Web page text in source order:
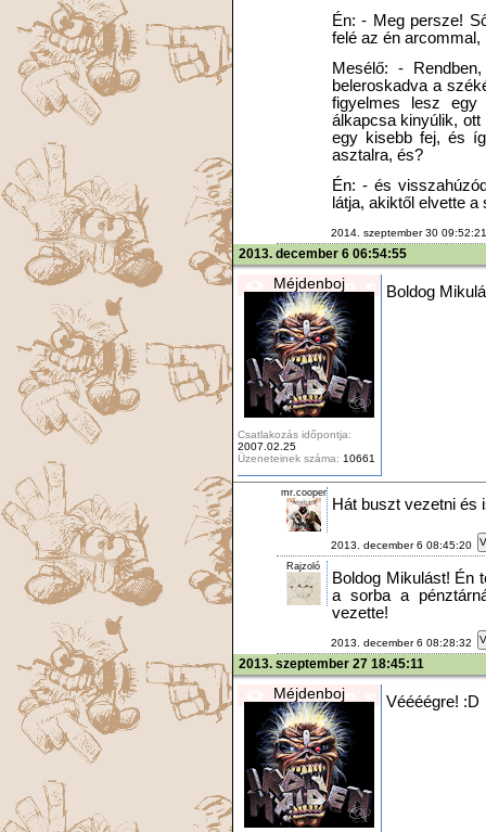
Én: - Meg persze!
felé az én
Mesélő: -
beleroskadva a
figyelmes lesz egy
álkapcsa kinyúlik,
egy kisebb fej, és
asztalra, és?
Én: - és
látja, akiktől elvette
2014. szeptember 30 09:52:21
2013. december 6 06:54:55
Méjdenboj
Csatlakozás időpontja:
2007.02.25
Üzeneteinek száma: 10661
Boldog
mr.cooper
Hát buszt vezetni és
2013. december 6 08:45:20
Rajzoló
Boldog Mikulást! Én
a sorba a
vezette!
2013. december 6 08:28:32
2013. szeptember 27 18:45:11
Méjdenboj Véééégre! :D